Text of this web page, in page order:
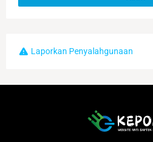
Laporkan Penyalahgunaan